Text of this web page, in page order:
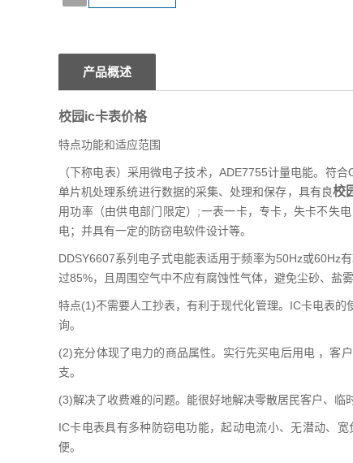
产品概述
校园ic卡表价格
特点功能和适应范围
（下称电表）采用微电子技术，ADE7755计量电能。符
单片机处理系统进行数据的采集、处理和保存，具有良校
用功率（由供电部门限定）;一表一卡，专卡，失卡不失
电；并具有一定的防窃电软件设计等。
DDSY6607系列电子式电能表适用于频率为50Hz或60Hz
过85%，且周围空气中不应有腐蚀性气体，避免尘砂、盐雾
特点(1)不需要人工抄表，有利于现代化管理。IC卡电表
询。
(2)充分体现了电力的商品属性。实行先买电后用电 ，客
支。
(3)解决了收费难的问题。能很好地解决零散居民客户、临
IC卡电表具有多种防窃电功能，起动电流小、无潜动、
便。